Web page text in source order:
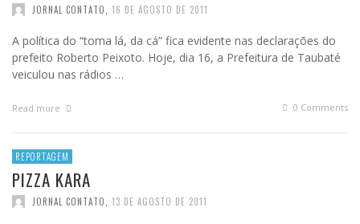
JORNAL CONTATO 16 DE AGOSTO DE 2011
A política do “toma lá, da cá” fica evidente nas declarações do
prefeito Roberto Peixoto. Hoje, dia 16, a Prefeitura de Taubaté
veiculou nas rádios …
Read more 0 Comments
REPORTAGEM
PIZZA KARA
JORNAL CONTATO 13 DE AGOSTO DE 2011